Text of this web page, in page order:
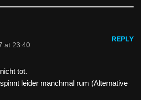
at 23:40
REPLY
tot.
leider manchmal rum (Alternative